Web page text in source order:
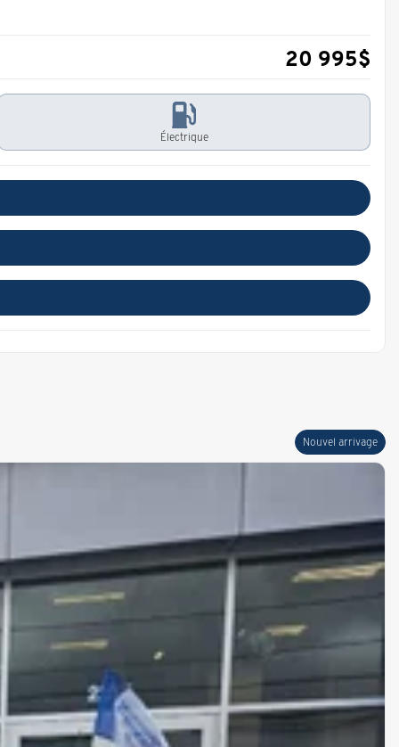
20 995$
Électrique
Nouvel arrivage